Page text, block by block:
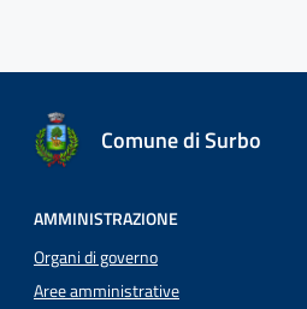
Comune di Surbo
AMMINISTRAZIONE
Organi di governo
Aree amministrative